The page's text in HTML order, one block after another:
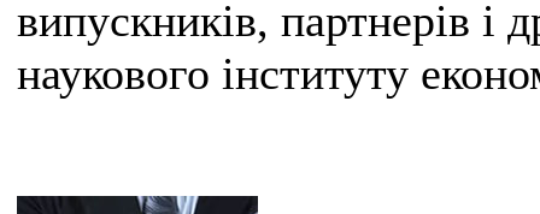
випускників, партнерів і
наукового інституту